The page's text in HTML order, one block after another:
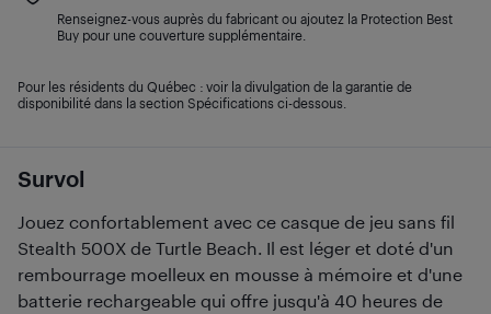
Survol
Jouez confortablement avec ce casque de jeu sans fil
Stealth 500X de Turtle Beach. Il est léger et doté d'un
rembourrage moelleux en mousse à mémoire et d'une
batterie rechargeable qui offre jusqu'à 40 heures de
Renseignez-vous auprès du fabricant ou ajoutez la Protection Best
Buy pour une couverture supplémentaire.
Pour les résidents du Québec : voir la divulgation de la garantie de
disponibilité dans la section Spécifications ci-dessous.